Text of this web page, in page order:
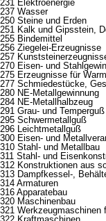
231 Elektroenergie
237 Wasser
250 Steine und Erden
251 Kalk und Gipsstein,
255 Bindemittel
256 Ziegelei-Erzeugnisse
257
270 Eisen- und
275 Erzeugnisse für
277 Schmiedestücke,
280 NE-Metallgewinnung
284 NE-Metallhalbzeug
291 Grau- und Temperguß
295 Schwermetallguß
296 Leichtmetallguß
300 Eisen- und
310 Stahl- und Metallbau
311 Stahl- und
312 Konstruktionen aus
313 Dampfkessel-,
314 Armaturen
316 Apparatebau
320 Maschinenbau
321 Werkzeugmaschinen